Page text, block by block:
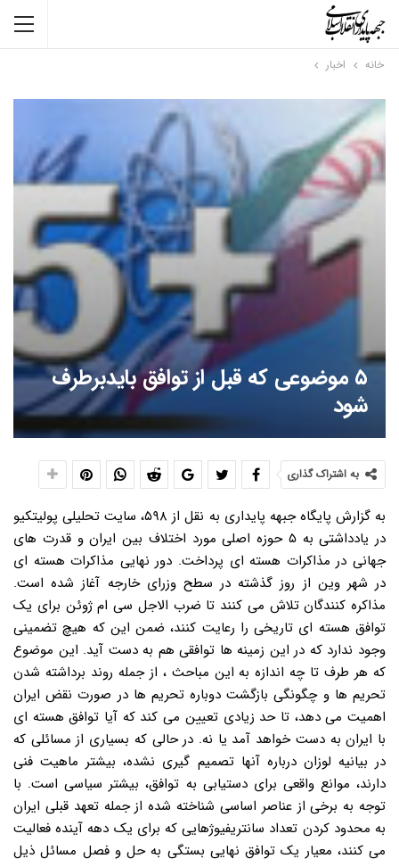
خانه اخبار
۵ موضوعی که قبل از توافق بایدبرطرف
شود
به اشتراک گذاری
به گزارش پایگاه جبهه پایداری به نقل از ۵۹۸، سایت تحلیلی پولیتکیو
در یادداشتی به ۵ حوزه اصلی مورد اختلاف بین ایران و قدرت های
جهانی در مذاکرات هسته ای پرداخت. دور نهایی مذاکرات هسته ای
در شهر وین از روز گذشته در سطح وزرای خارجه آغاز شده است.
مذاکره کنندگان تلاش می کنند تا ضرب الاجل سی ام ژوئن برای یک
توافق هسته ای تاریخی را رعایت کنند، ضمن این که هیچ تضمینی
وجود ندارد که در این زمینه ها توافقی هم به دست آید. این موضوع
که هر طرف تا چه اندازه به این مباحث ، از جمله روند برداشته شدن
تحریم ها و چگونگی بازگشت دوباره تحریم ها در صورت نقض ایران
اهمیت می دهد، تا حد زیادی تعیین می کند که آیا توافق هسته ای
با ایران به دست خواهد آمد یا نه. در حالی که بسیاری از مسائلی که
در بیانیه لوزان درباره آنها تصمیم گیری نشده، بیشتر ماهیت فنی
دارند، موانع واقعی برای دستیابی به توافق، بیشتر سیاسی است. با
توجه به برخی از عناصر اساسی شناخته شده از جمله تعهد قبلی ایران
به محدود کردن تعداد سانتریفیوژهایی که برای یک دهه آینده فعالیت
می کنند، معیار یک توافق نهایی بستگی به حل و فصل مسائل ذیل